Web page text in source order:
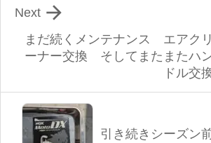
まだ続くメンテナンス エアクリ
ーナー交換 そしてまたまたハ
ドル交

Next
引き続きシーズン